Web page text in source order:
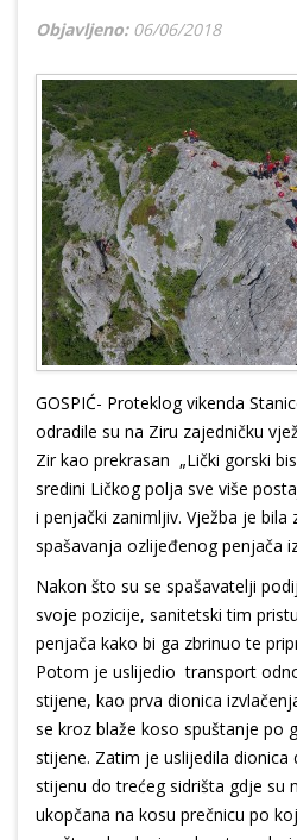
Objavljeno: 06/06/2018
GOSPIĆ- Proteklog vikenda
odradile su na Ziru zajedničku
Zir kao prekrasan „Lički gorski
sredini Ličkog polja sve više
i penjački zanimljiv. Vježba je
spašavanja ozlijeđenog penjača
Nakon što su se spašavatelji
svoje pozicije, sanitetski tim
penjača kako bi ga zbrinuo te
Potom je uslijedio transport
stijene, kao prva dionica
se kroz blaže koso spuštanje po
stijene. Zatim je uslijedila dionica
stijenu do trećeg sidrišta gdje su
ukopčana na kosu prečnicu po